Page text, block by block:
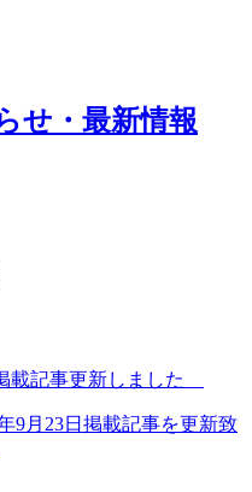
せ・最新情報
載記事更新しました
9月23日掲載記事を更新致